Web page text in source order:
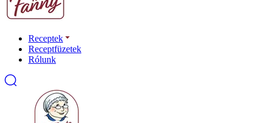
Receptek
Receptfüzetek
Rólunk